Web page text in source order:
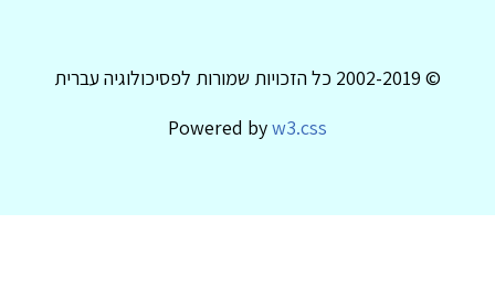
© 2002-2019 כל הזכויות שמורות לפסיכולוגיה עברית
Powered byw3.css